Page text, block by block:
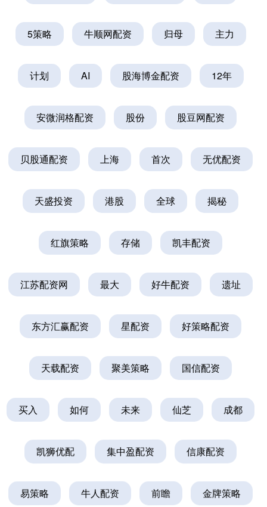
5策略 牛顺网配资 归母 主力
计划 AI 股海博金配资 12年
安微润格配资 股份 股豆网配资
贝股通配资 上海 首次 无优配资
天盛投资 港股 全球 揭秘
红旗策略 存储 凯丰配资
江苏配资网 最大 好牛配资 遗址
东方汇赢配资 星配资 好策略配资
天载配资 聚美策略 国信配资
买入 如何 未来 仙芝 成都
凯狮优配 集中盈配资 信康配资
易策略 牛人配资 前瞻 金牌策略